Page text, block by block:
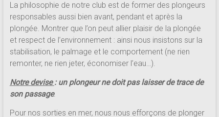
La philosophie de notre club est de former des plongeurs
responsables aussi bien avant, pendant et après la
plongée. Montrer que l’on peut allier plaisir de la plongée
et respect de l’environnement : ainsi nous insistons sur la
stabilisation, le palmage et le comportement (ne rien
remonter, ne rien jeter, économiser l’eau…).
Notre devise: un plongeur ne doit pas laisser de trace de
son passage.
Pour nos sorties en mer, nous nous efforçons de plonger